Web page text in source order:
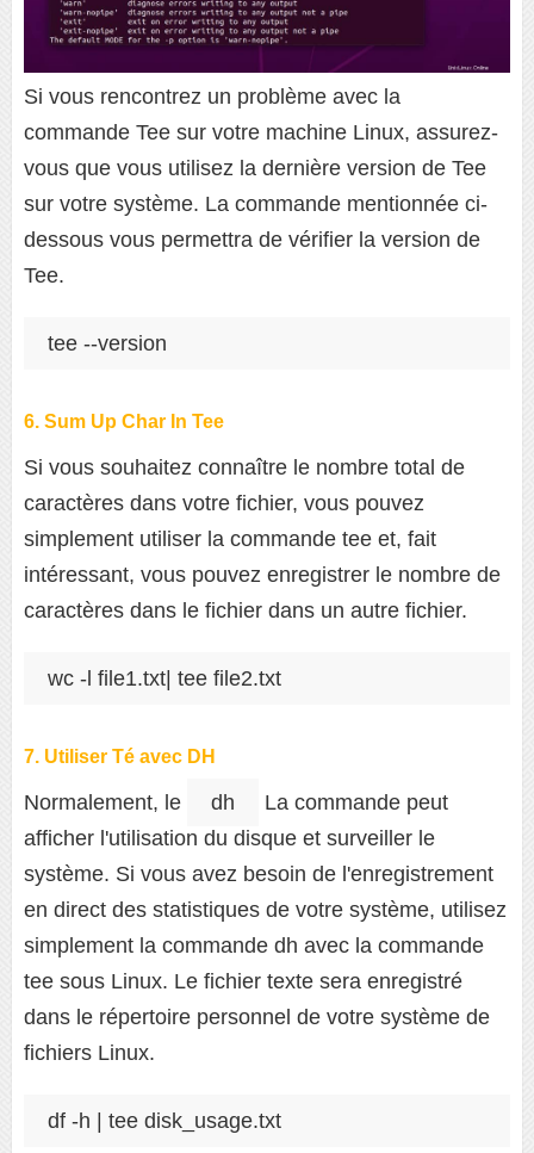
Si vous rencontrez un problème avec la
commande Tee sur votre machine Linux, assurez-
vous que vous utilisez la dernière version de Tee
sur votre système. La commande mentionnée ci-
dessous vous permettra de vérifier la version de
Tee.
tee --version
6. Sum Up Char In Tee
Si vous souhaitez connaître le nombre total de
caractères dans votre fichier, vous pouvez
simplement utiliser la commande tee et, fait
intéressant, vous pouvez enregistrer le nombre de
caractères dans le fichier dans un autre fichier.
wc -l file1.txt| tee file2.txt
7. Utiliser Té avec DH
Normalement, le dh
La commande peut
afficher l'utilisation du disque et surveiller le
système. Si vous avez besoin de l'enregistrement
en direct des statistiques de votre système, utilisez
simplement la commande dh avec la commande
tee sous Linux. Le fichier texte sera enregistré
dans le répertoire personnel de votre système de
fichiers Linux.
df -h | tee disk_usage.txt